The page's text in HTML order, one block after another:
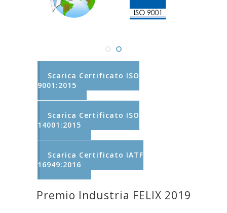
Scarica Certificato ISO
9001:2015
Scarica Certificato ISO
14001:2015
Scarica Certificato IATF
16949:2016
Premio Industria FELIX 2019